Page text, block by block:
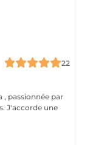
22
J'accorde une